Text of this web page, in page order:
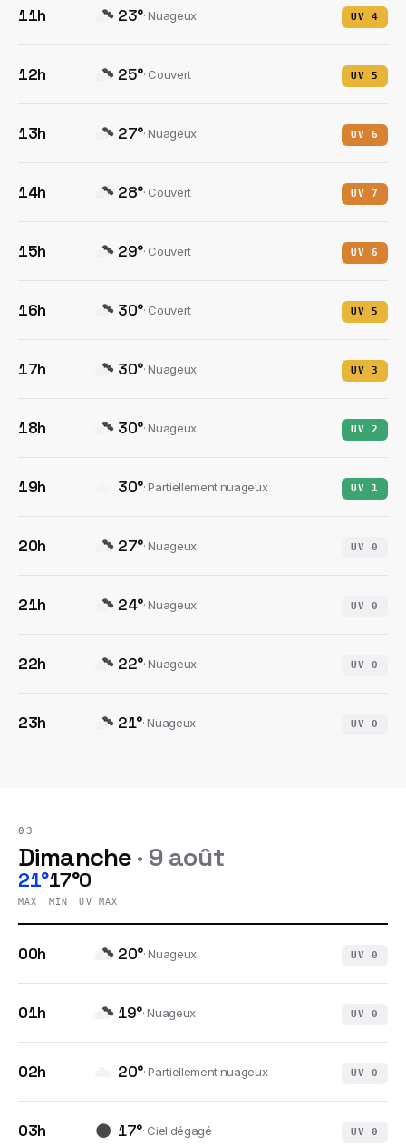
11h 23°·Nuageux UV4
12h 25°· Couvert UV 5
13h 27°·Nuageux UV6
14h 28°· Couvert UV7
15h 29°· Couvert UV6
16h 30°· Couvert UV 5
17h 30°·Nuageux UV 3
18h 30°·Nuageux UV2
19h 30°·Partiellement nuageux UV 1
20h 27°·Nuageux UV0
21h 24°·Nuageux UV0
22h 22°·Nuageux UV0
23h 21°·Nuageux UV0
03
Dimanche· 9 août
21°
MAX
17°
MIN
0
UV MAX
00h 20°·Nuageux UV0
01h 19°·Nuageux UV0
02h 20°·Partiellement nuageux UV0
03h 17°· Ciel dégagé UV0